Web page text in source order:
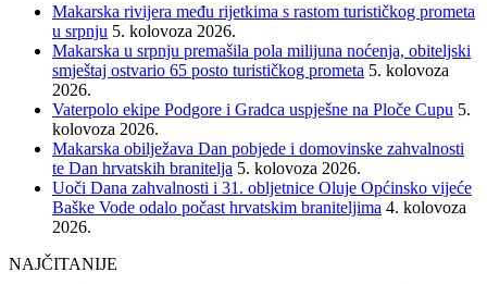
Makarska rivijera među rijetkima s rastom turističkog prometa
u srpnju 5. kolovoza 2026.
Makarska u srpnju premašila pola milijuna noćenja, obiteljski
smještaj ostvario 65 posto turističkog prometa 5. kolovoza
2026.
Vaterpolo ekipe Podgore i Gradca uspješne na Ploče Cupu 5.
kolovoza 2026.
Makarska obilježava Dan pobjede i domovinske zahvalnosti
te Dan hrvatskih branitelja 5. kolovoza 2026.
Uoči Dana zahvalnosti i 31. obljetnice Oluje Općinsko vijeće
Baške Vode odalo počast hrvatskim braniteljima 4. kolovoza
2026.
NAJČITANIJE